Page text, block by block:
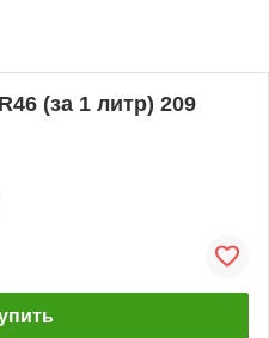
(за 1 литр) 209